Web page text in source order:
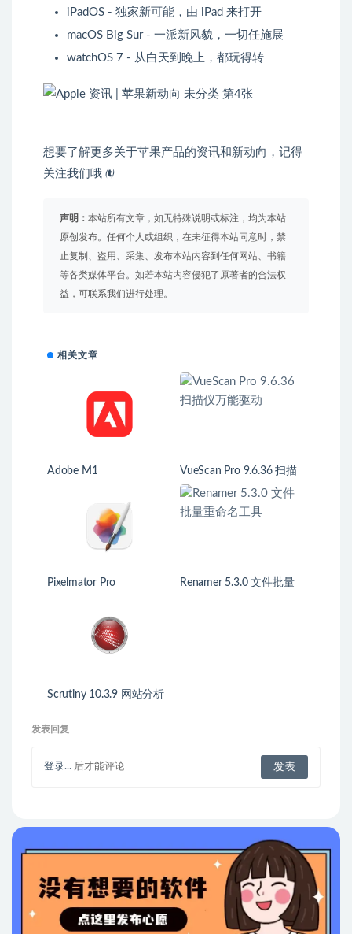
iPadOS - 独家新可能，由 iPad 来打开
macOS Big Sur - 一派新风貌，一切任施展
watchOS 7 - 从白天到晚上，都玩得转
想要了解更多关于苹果产品的资讯和新动向，记得
关注我们哦 
声明： 本站所有文章，如无特殊说明或标注，均为本站
原创发布。任何个人或组织，在未征得本站同意时，禁
止复制、盗用、采集、发布本站内容到任何网站、书籍
等各类媒体平台。如若本站内容侵犯了原著者的合法权
益，可联系我们进行处理。
相关文章
Adobe M1
VueScan Pro 9.6.36 扫描
仪万能驱动
Pixelmator Pro
Renamer 5.3.0 文件批量
Scrutiny 10.3.9 网站分析
发表回复
登录... 后才能评论